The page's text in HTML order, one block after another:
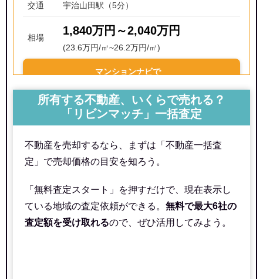
交通 宇治山田駅（5分）
相場
1,840万円～2,040万円
(23.6万円/㎡~26.2万円/㎡)
マンションナビで
無料一括査定をする
所有する不動産、いくらで売れる？
「リビンマッチ」一括査定
不動産を売却するなら、まずは「不動産一括査
定」で売却価格の目安を知ろう。
「無料査定スタート」を押すだけで、現在表示し
ている地域の査定依頼ができる。 無料で最大6社の
査定額を受け取れるので、ぜひ活用してみよう。